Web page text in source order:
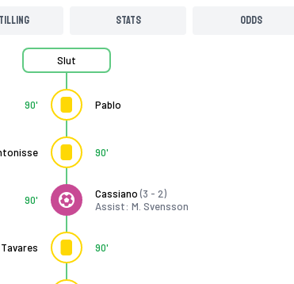
Stats Odds
Slut
Pablo
90'
90'
Cassiano (3 - 2)
Assist: M. Svensson
90'
90'